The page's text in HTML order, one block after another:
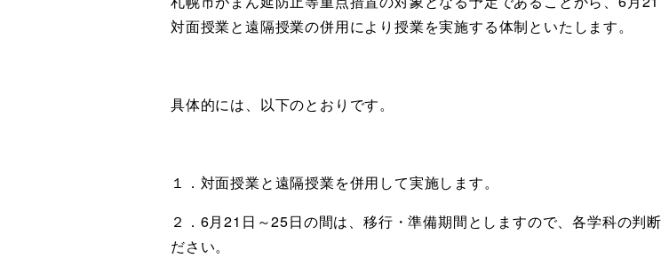
対面授業と遠隔授業の併用により授業を実施する体制といたします。
具体的には、以下のとおりです。
１．対面授業と遠隔授業を併用して実施します。
２．6月21日～25日の間は、移行・準備期間としますので、各学科の判
ださい。